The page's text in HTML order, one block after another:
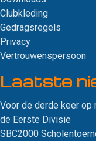
Clubkleding
Gedragsregels
Privacy
Vertrouwenspersoon
Laatste
Voor de derde keer op
de Eerste Divisie
SBC2000